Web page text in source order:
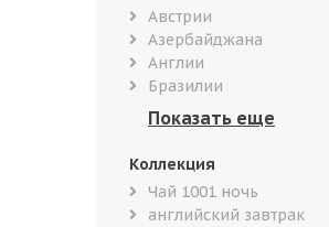
Австрии
Азербайджана
Англии
Бразилии
Коллекция
Чай 1001 ночь
английский завтрак